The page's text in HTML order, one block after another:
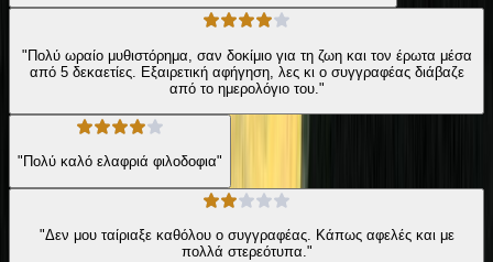
"Πολύ ωραίο μυθιστόρημα, σαν δοκίμιο για τη ζωη και τον έρωτα μέσα
από 5 δεκαετίες. Εξαιρετική αφήγηση, λες κι ο συγγραφέας διάβαζε
από το ημερολόγιο του."
"Πολύ καλό ελαφριά φιλοδοφια"
"Δεν μου ταίριαξε καθόλου ο συγγραφέας. Κάπως αφελές και με
πολλά στερεότυπα."